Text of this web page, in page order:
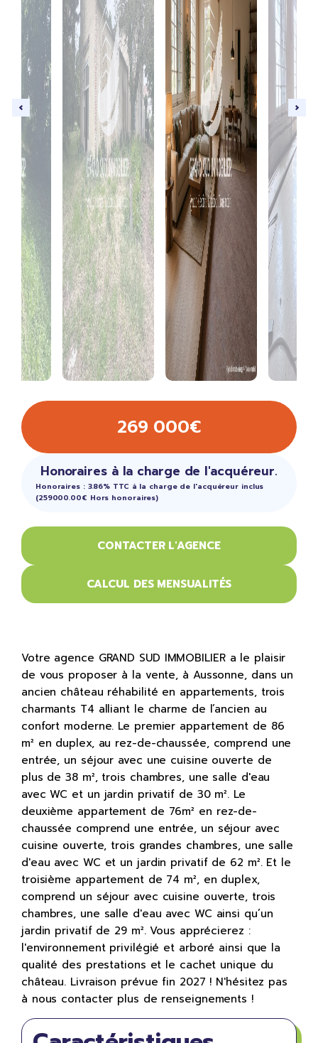
269 000€
Honoraires à la charge de l'acquéreur.
Honoraires : 3.86% TTC à la charge de l'acquéreur inclus
(259000.00€ Hors honoraires)
CONTACTER L'AGENCE
CALCUL DES MENSUALITÉS
Votre agence GRAND SUD IMMOBILIER a le plaisir
de vous proposer à la vente, à Aussonne, dans un
ancien château réhabilité en appartements, trois
charmants T4 alliant le charme de l’ancien au
confort moderne. Le premier appartement de 86
m² en duplex, au rez-de-chaussée, comprend une
entrée, un séjour avec une cuisine ouverte de
plus de 38 m², trois chambres, une salle d'eau
avec WC et un jardin privatif de 30 m². Le
deuxième appartement de 76m² en rez-de-
chaussée comprend une entrée, un séjour avec
cuisine ouverte, trois grandes chambres, une salle
d'eau avec WC et un jardin privatif de 62 m². Et le
troisième appartement de 74 m², en duplex,
comprend un séjour avec cuisine ouverte, trois
chambres, une salle d'eau avec WC ainsi qu’un
jardin privatif de 29 m². Vous apprécierez :
l'environnement privilégié et arboré ainsi que la
qualité des prestations et le cachet unique du
château. Livraison prévue fin 2027 ! N'hésitez pas
à nous contacter plus de renseignements !